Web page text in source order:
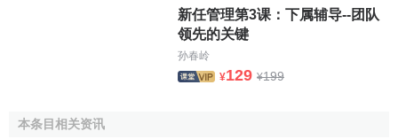
新任管理第3课：下属辅导--团队
领先的关键
孙春岭
¥129 ¥199
本条目相关资讯